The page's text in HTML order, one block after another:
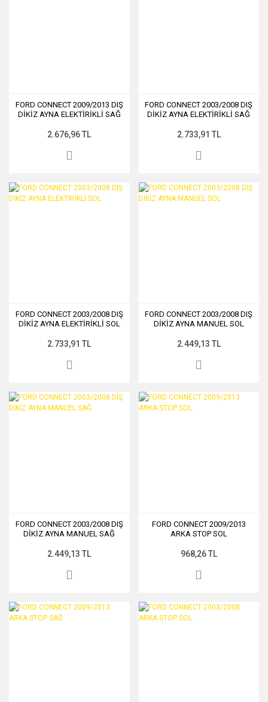
FORD CONNECT 2009/2013 DIŞ
DİKİZ AYNA ELEKTİRİKLİ SAĞ
2.676,96 TL
FORD CONNECT 2003/2008 DIŞ
DİKİZ AYNA ELEKTİRİKLİ SAĞ
2.733,91 TL
FORD CONNECT 2003/2008 DIŞ
DİKİZ AYNA ELEKTİRİKLİ SOL
2.733,91 TL
FORD CONNECT 2003/2008 DIŞ
DİKİZ AYNA MANUEL SOL
2.449,13 TL
FORD CONNECT 2003/2008 DIŞ
DİKİZ AYNA MANUEL SAĞ
2.449,13 TL
FORD CONNECT 2009/2013
ARKA STOP SOL
968,26 TL